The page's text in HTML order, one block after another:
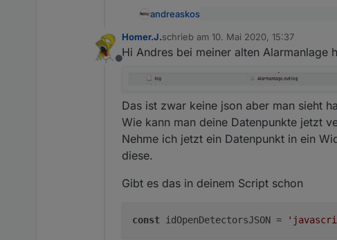
andreaskos
Vielleicht noch zum
einsetzen für alle / innen /
const
var jsonString =
var obj =
var detectors =
while (i <
log("id: " +
log("Gerät: " +
Offline
Homer.J.schrieb am 10. Mai 2020, 15:37
zuletzt editiert von
Hi Andres bei meiner alten Alarmanlage
Das ist zwar keine json aber man sieht
Wie kann man deine Datenpunkte jetzt
Nehme ich jetzt ein Datenpunkt in ein
diese.
Gibt es das in deinem Script schon
const idOpenDetectorsJSON =